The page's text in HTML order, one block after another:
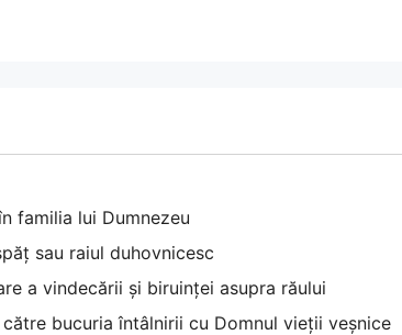
familia lui Dumnezeu
sau raiul duhovnicesc
a vindecării și biruinței asupra răului
bucuria întâlnirii cu Domnul vieții veșnice